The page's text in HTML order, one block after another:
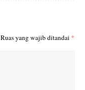
Ruas yang wajib ditandai *